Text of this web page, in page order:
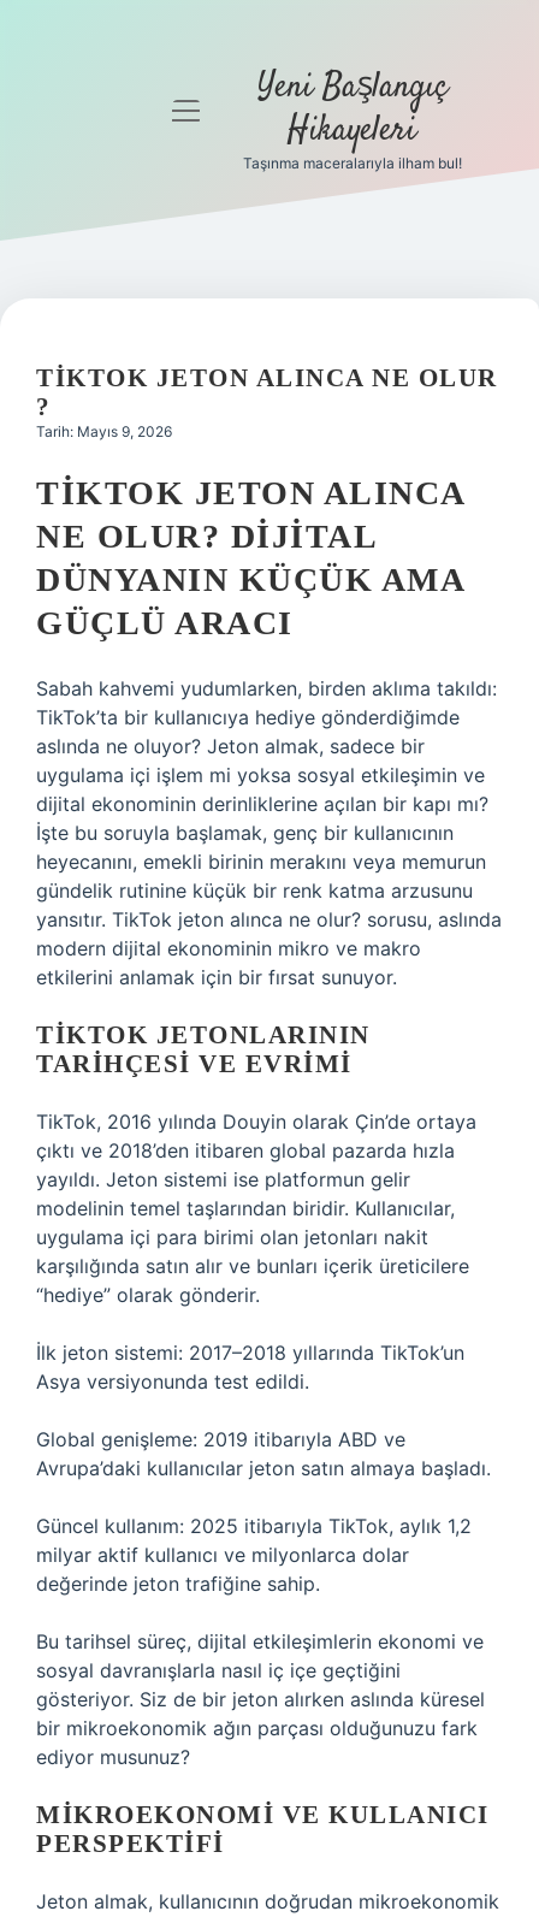
Gizlilik
Hakkımızda
menüyü
Yeni Başlangıç
Hikayeleri
Taşınma maceralarıyla ilham bul!
TIKTOK JETON ALINCA NE OLUR
?
Tarih: Mayıs 9, 2026
TIKTOK JETON ALINCA
NE OLUR? DIJITAL
DÜNYANIN KÜÇÜK AMA
GÜÇLÜ ARACI
Sabah kahvemi yudumlarken, birden aklıma takıldı:
TikTok’ta bir kullanıcıya hediye gönderdiğimde
aslında ne oluyor? Jeton almak, sadece bir
uygulama içi işlem mi yoksa sosyal etkileşimin ve
dijital ekonominin derinliklerine açılan bir kapı mı?
İşte bu soruyla başlamak, genç bir kullanıcının
heyecanını, emekli birinin merakını veya memurun
gündelik rutinine küçük bir renk katma arzusunu
yansıtır. TikTok jeton alınca ne olur? sorusu, aslında
modern dijital ekonominin mikro ve makro
etkilerini anlamak için bir fırsat sunuyor.
TIKTOK JETONLARININ
TARIHÇESI VE EVRIMI
TikTok, 2016 yılında Douyin olarak Çin’de ortaya
çıktı ve 2018’den itibaren global pazarda hızla
yayıldı. Jeton sistemi ise platformun gelir
modelinin temel taşlarından biridir. Kullanıcılar,
uygulama içi para birimi olan jetonları nakit
karşılığında satın alır ve bunları içerik üreticilere
“hediye” olarak gönderir.
İlk jeton sistemi: 2017–2018 yıllarında TikTok’un
Asya versiyonunda test edildi.
Global genişleme: 2019 itibarıyla ABD ve
Avrupa’daki kullanıcılar jeton satın almaya başladı.
Güncel kullanım: 2025 itibarıyla TikTok, aylık 1,2
milyar aktif kullanıcı ve milyonlarca dolar
değerinde jeton trafiğine sahip.
Bu tarihsel süreç, dijital etkileşimlerin ekonomi ve
sosyal davranışlarla nasıl iç içe geçtiğini
gösteriyor. Siz de bir jeton alırken aslında küresel
bir mikroekonomik ağın parçası olduğunuzu fark
ediyor musunuz?
MIKROEKONOMI VE KULLANICI
PERSPEKTIFI
Jeton almak, kullanıcının doğrudan mikroekonomik